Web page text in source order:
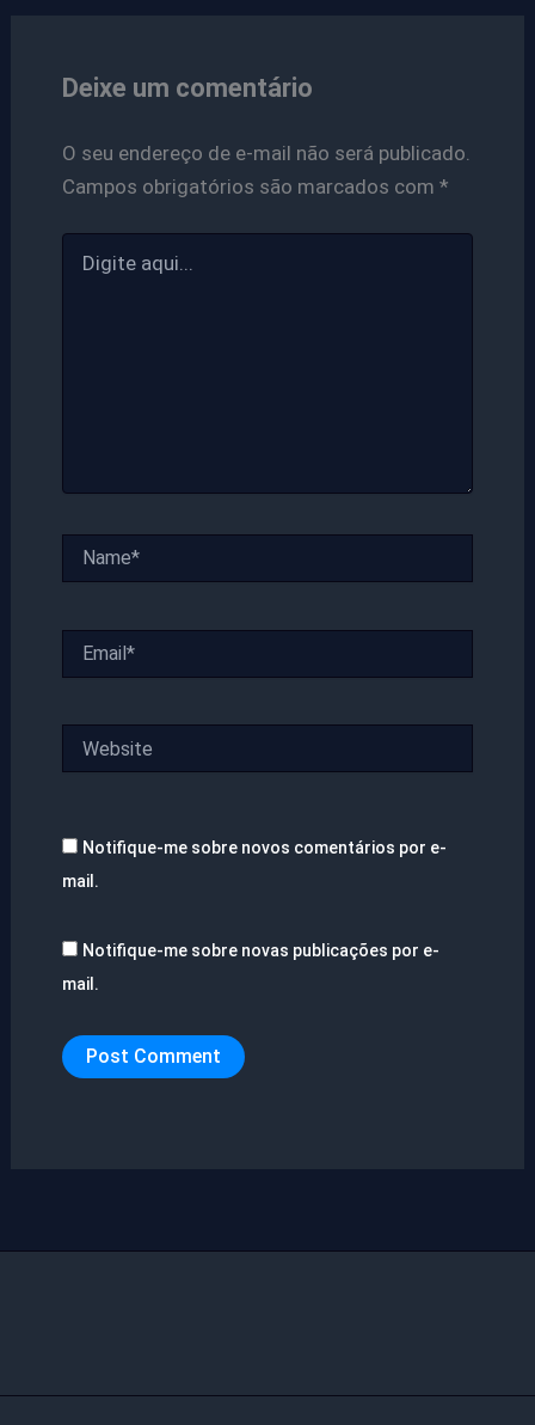
Deixe um comentário
O seu endereço de e-mail não será publicado.
Campos obrigatórios são marcados com *
aqui...
Notifique-me sobre novos comentários por e-
mail.
Notifique-me sobre novas publicações por e-
mail.